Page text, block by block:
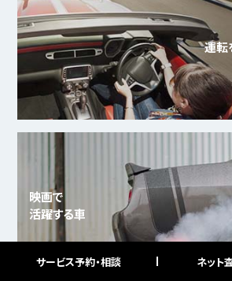
運転
映画で
活躍する車
サービス予約・相談 ネット